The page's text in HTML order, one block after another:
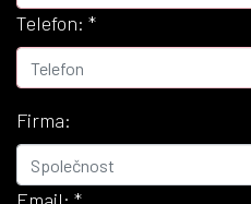
Telefon: *
Firma: